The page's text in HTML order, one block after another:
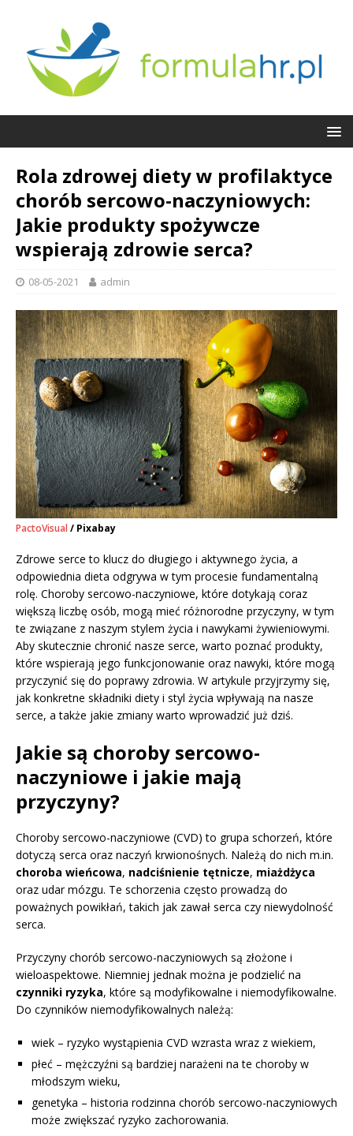
Rola zdrowej diety w profilaktyce
chorób sercowo-naczyniowych:
Jakie produkty spożywcze
wspierają zdrowie serca?
08-05-2021 admin
PactoVisual / Pixabay
Zdrowe serce to klucz do długiego i aktywnego życia, a
odpowiednia dieta odgrywa w tym procesie fundamentalną
rolę. Choroby sercowo-naczyniowe, które dotykają coraz
większą liczbę osób, mogą mieć różnorodne przyczyny, w tym
te związane z naszym stylem życia i nawykami żywieniowymi.
Aby skutecznie chronić nasze serce, warto poznać produkty,
które wspierają jego funkcjonowanie oraz nawyki, które mogą
przyczynić się do poprawy zdrowia. W artykule przyjrzymy się,
jak konkretne składniki diety i styl życia wpływają na nasze
serce, a także jakie zmiany warto wprowadzić już dziś.
Jakie są choroby sercowo-
naczyniowe i jakie mają
przyczyny?
Choroby sercowo-naczyniowe (CVD) to grupa schorzeń, które
dotyczą serca oraz naczyń krwionośnych. Należą do nich m.in.
choroba wieńcowa, nadciśnienie tętnicze, miażdżyca
oraz udar mózgu. Te schorzenia często prowadzą do
poważnych powikłań, takich jak zawał serca czy niewydolność
serca.
Przyczyny chorób sercowo-naczyniowych są złożone i
wieloaspektowe. Niemniej jednak można je podzielić na
czynniki ryzyka, które są modyfikowalne i niemodyfikowalne.
Do czynników niemodyfikowalnych należą:
wiek – ryzyko wystąpienia CVD wzrasta wraz z wiekiem,
płeć – mężczyźni są bardziej narażeni na te choroby w
młodszym wieku,
genetyka – historia rodzinna chorób sercowo-naczyniowych
może zwiększać ryzyko zachorowania.